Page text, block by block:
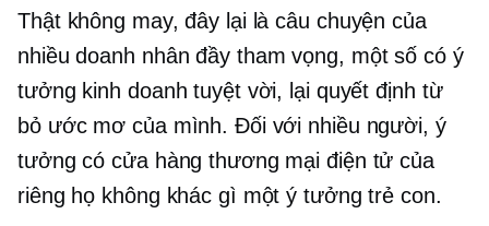
Thật không may, đây lại là câu chuyện của
nhiều doanh nhân đầy tham vọng, một số có ý
tưởng kinh doanh tuyệt vời, lại quyết định từ
bỏ ước mơ của mình. Đối với nhiều người, ý
tưởng có cửa hàng thương mại điện tử của
riêng họ không khác gì một ý tưởng trẻ con.